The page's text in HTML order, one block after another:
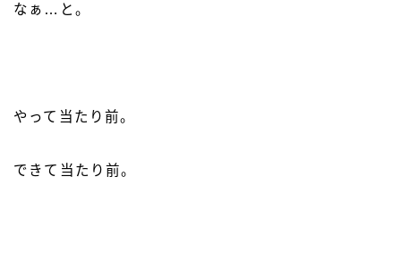
なぁ…と。
やって当たり前。
できて当たり前。